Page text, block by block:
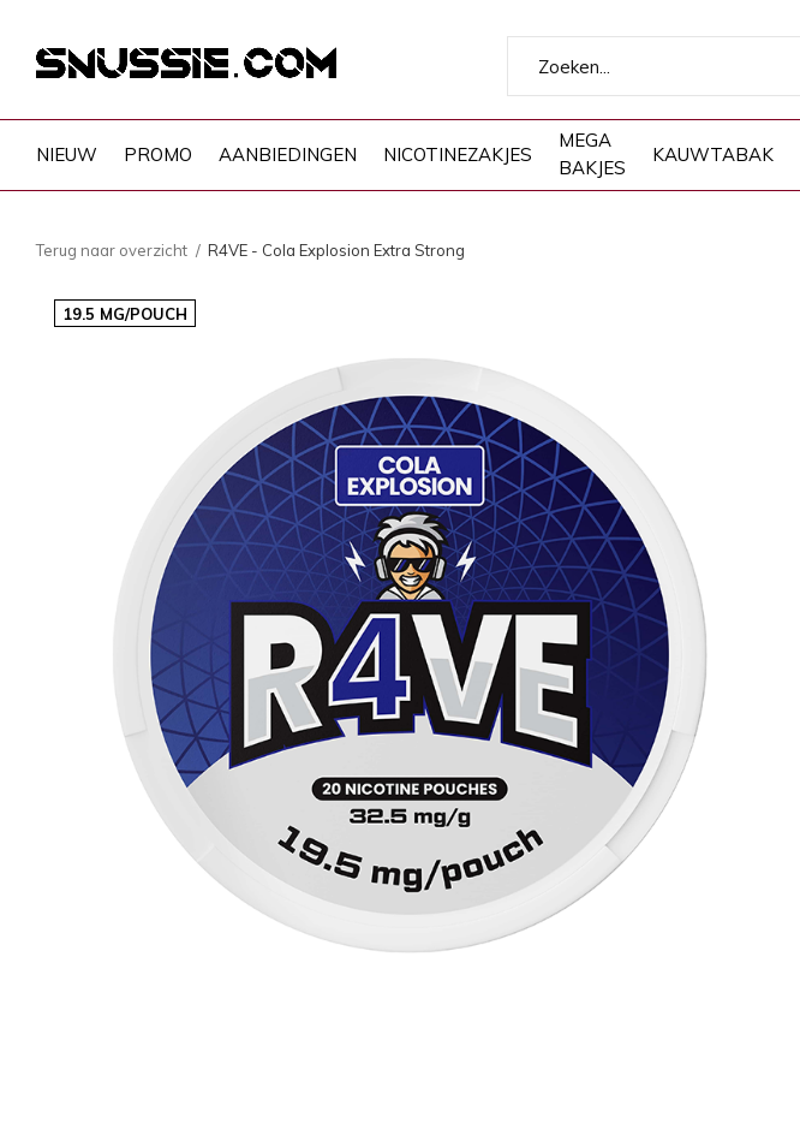
NIEUW PROMO AANBIEDINGEN NICOTINEZAKJES
MEGA
BAKJES
KAUWTABAK
Terug naar overzicht R4VE - Cola Explosion Extra Strong
19.5 MG/POUCH